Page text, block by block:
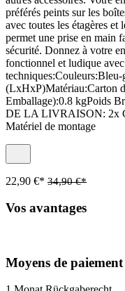
préférés peints sur les
avec toutes les étagères
permet une prise en main
sécurité. Donnez à votre
fonctionnel et ludique
(LxHxP)Matériau:Carton
Emballage):0.8 kgPoids
DE LA LIVRAISON: 2x
Matériel de montage
22,90 €* 34,90 €*
Vos avantages
Moyens de paiement